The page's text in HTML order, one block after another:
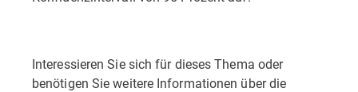
Interessieren Sie sich für dieses Thema oder
benötigen Sie weitere Informationen über die